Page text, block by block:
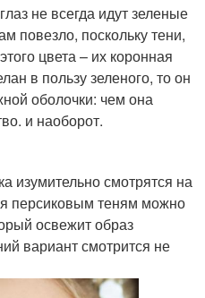
не всегда идут зеленые
повезло, поскольку тени,
цвета – их коронная
в пользу зеленого, то он
оболочки: чем она
и наоборот.
изумительно смотрятся на
персиковым теням можно
освежит образ
вариант смотрится не